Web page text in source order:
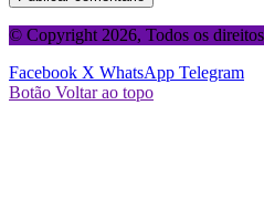
© Copyright 2026, Todos os
Facebook X WhatsApp Telegram
Botão Voltar ao topo